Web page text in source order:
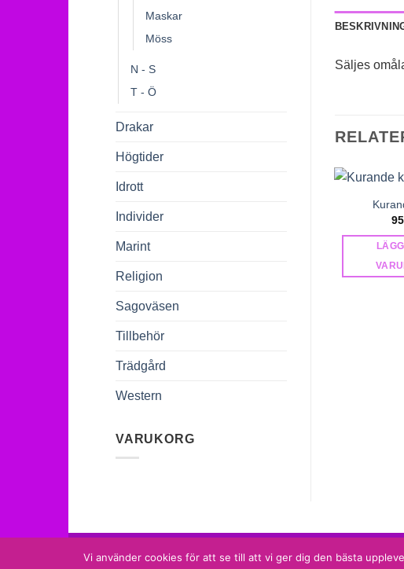
Maskar
Möss
N - S
T - Ö
Drakar
Högtider
Idrott
Individer
Marint
Religion
Sagoväsen
Tillbehör
Trädgård
Western
VARUKORG
Säljes
95
Vi använder cookies för att se till att vi ger dig den bästa